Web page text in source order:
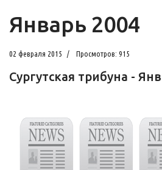
Январь 2004
02 февраля 2015 Просмотров: 915
Сургутская трибуна -